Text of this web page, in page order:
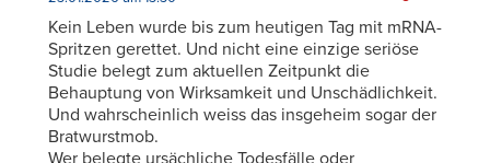
Kein Leben wurde bis zum heutigen Tag mit mRNA-
Spritzen gerettet. Und nicht eine einzige seriöse
Studie belegt zum aktuellen Zeitpunkt die
Behauptung von Wirksamkeit und Unschädlichkeit.
Und wahrscheinlich weiss das insgeheim sogar der
Bratwurstmob.